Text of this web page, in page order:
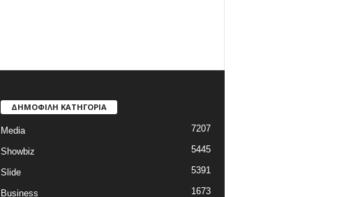
ΔΗΜΟΦΙΛΗ ΚΑΤΗΓΟΡΙΑ
Media 7207
Showbiz 5445
Slide 5391
Business 1673